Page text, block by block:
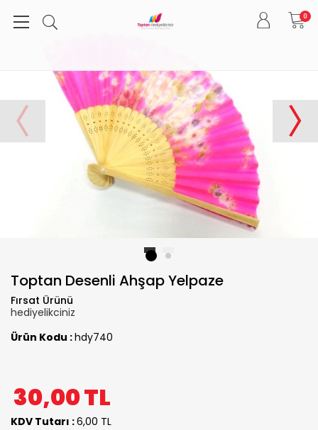
0
2
Toptan Desenli Ahşap Yelpaze
Fırsat Ürünü
hediyelikciniz
Ürün Kodu :hdy740
30,00TL
KDV Tutarı :6,00 TL